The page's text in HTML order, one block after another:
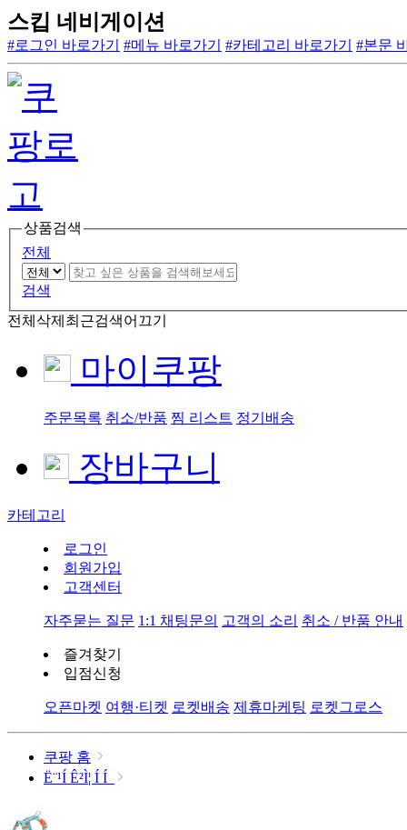
스킵 네비게이션
#로그인 바로가기 #메뉴 바로가기 #카테고리 바로가기 #본문
상품검색
전체
검색
전체삭제 최근검색어끄기
마이쿠팡
주문목록 취소/반품 찜 리스트 정기배송
장바구니
카테고리
로그인
회원가입
고객센터
자주묻는 질문 1:1 채팅문의 고객의 소리 취소 / 반품 안내
즐겨찾기
입점신청
오픈마켓 여행·티켓 로켓배송 제휴마케팅 로켓그로스
쿠팡 홈
Ë¨¹Í Ê²Ì¦ Í Í